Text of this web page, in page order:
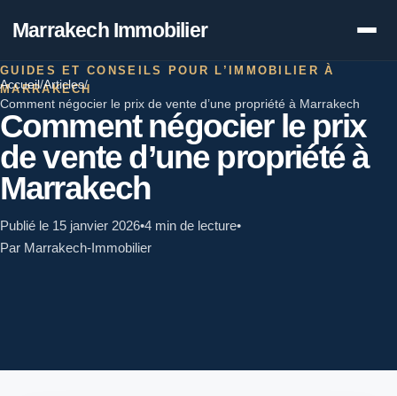
Marrakech Immobilier
Accueil/Articles/
Comment négocier le prix de vente d’une propriété à Marrakech
GUIDES ET CONSEILS POUR L’IMMOBILIER À
MARRAKECH
Comment négocier le prix
de vente d’une propriété à
Marrakech
Publié le 15 janvier 2026•4 min de lecture•
Par Marrakech-Immobilier